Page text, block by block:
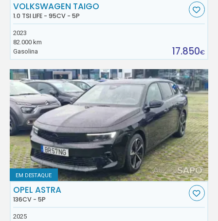
VOLKSWAGEN TAIGO
1.0 TSI LIFE - 95CV - 5P
2023
82.000 km
Gasolina
17.850€
EM DESTAQUE
OPEL ASTRA
136CV - 5P
2025